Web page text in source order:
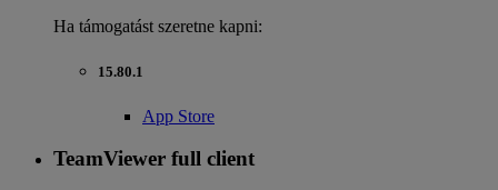
Ha támogatást szeretne kapni:
15.80.1
App Store
TeamViewer full client